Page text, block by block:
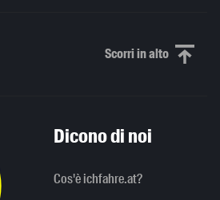
Scorri in altoScorri in alto
Dicono di noi
Cos'è ichfahre.at?